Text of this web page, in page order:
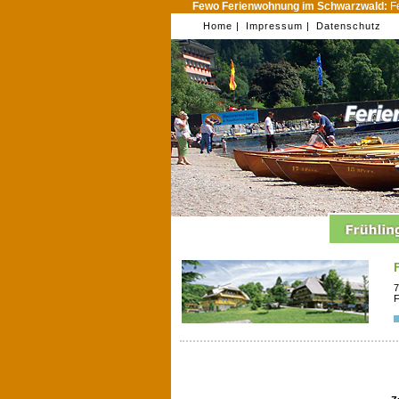
Fewo Ferienwohnung im Schwarzwald:
Home | Impressum | Datenschutz